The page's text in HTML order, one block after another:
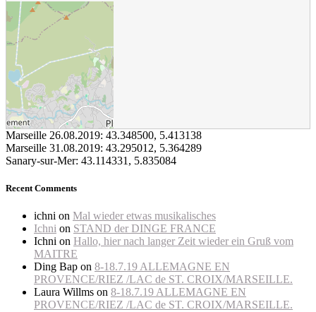
Marseille 26.08.2019: 43.348500, 5.413138
Marseille 31.08.2019: 43.295012, 5.364289
Sanary-sur-Mer: 43.114331 , 5.835084
Recent Comments
ichni on Mal wieder etwas musikalisches
Ichni on STAND der DINGE FRANCE
Ichni on Hallo, hier nach langer Zeit wieder ein Gruß vom
MAITRE
Ding Bap on 8-18.7.19 ALLEMAGNE EN
PROVENCE/RIEZ /LAC de ST. CROIX/MARSEILLE.
Laura Willms on 8-18.7.19 ALLEMAGNE EN
PROVENCE/RIEZ /LAC de ST. CROIX/MARSEILLE.